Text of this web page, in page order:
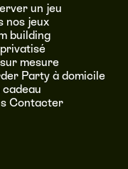
un jeu
nos jeux
building
mesure
Party à domicile
cadeau
Contacter